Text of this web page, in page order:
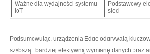
Ważne⁤ dla wydajności ⁤systemu​
IoT
Podstawowy
‍sieci
Podsumowując, urządzenia Edge odgrywają
szybszą​ i ‍bardziej efektywną‍ wymianę danych oraz